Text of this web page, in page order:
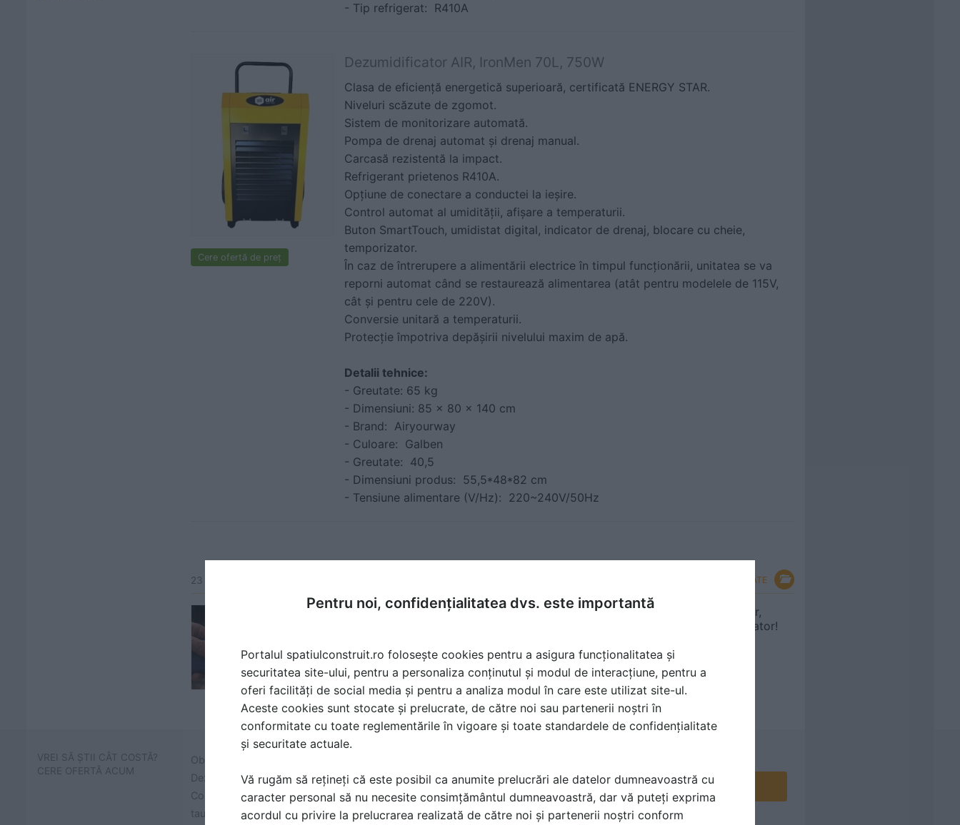
- Tip refrigerat: R410A
Cere ofertă de preț
Dezumidificator AIR, IronMen 70L, 750W
Clasa de eficiență energetică superioară, certificată ENERGY STAR.
Niveluri scăzute de zgomot.
Sistem de monitorizare automată.
Pompa de drenaj automat și drenaj manual.
Carcasă rezistentă la impact.
Refrigerant prietenos R410A.
Opțiune de conectare a conductei la ieșire.
Control automat al umidității, afișare a temperaturii.
Buton SmartTouch, umidistat digital, indicator de drenaj, blocare cu cheie,
temporizator.
În caz de întrerupere a alimentării electrice în timpul funcționării, unitatea se va
reporni automat când se restaurează alimentarea (atât pentru modelele de 115V,
cât și pentru cele de 220V).
Conversie unitară a temperaturii.
Protecție împotriva depășirii nivelului maxim de apă.
Detalii tehnice:
- Greutate: 65 kg
- Dimensiuni: 85 × 80 × 140 cm
- Brand: Airyourway
- Culoare: Galben
- Greutate: 40,5
- Dimensiuni produs: 55,5*48*82 cm
- Tensiune alimentare (V/Hz): 220~240V/50Hz
23 articole despre aceasta gama VEZI TOATE
10 lucruri pe care nu le
3 în 1: Răcitor de aer,
purificator, umidificator!
VREI SĂ ȘTII CÂT COSTĂ?
CERE OFERTĂ ACUM
Obține prețuri și află cât costă produsele din gama de
Dezumidificatoare de aer profesionale Air
Contactează LIFE ART și cere prețuri pentru proiectul
tau.
Cere ofertă Contactează
Pentru noi, confidențialitatea dvs. este importantă
Portalul spatiulconstruit.ro folosește cookies pentru a asigura funcționalitatea și
securitatea site-ului, pentru a personaliza conținutul și modul de interacțiune, pentru a
oferi facilități de social media și pentru a analiza modul în care este utilizat site-ul.
Aceste cookies sunt stocate și prelucrate, de către noi sau partenerii noștri în
conformitate cu toate reglementările în vigoare și toate standardele de confidențialitate
și securitate actuale.
Vă rugăm să rețineți că este posibil ca anumite prelucrări ale datelor dumneavoastră cu
caracter personal să nu necesite consimțământul dumneavoastră, dar vă puteți exprima
acordul cu privire la prelucrarea realizată de către noi și partenerii noștri conform